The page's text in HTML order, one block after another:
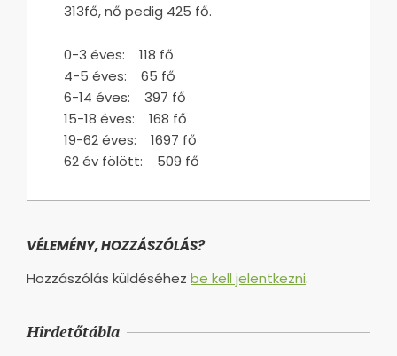
313fő, nő pedig 425 fő.
0-3 éves: 118 fő
4-5 éves: 65 fő
6-14 éves: 397 fő
15-18 éves: 168 fő
19-62 éves: 1697 fő
62 év fölött: 509 fő
2014-
28
VÉLEMÉNY, HOZZÁSZÓLÁS?
Hozzászólás küldéséhez be kell jelentkezni.
Hirdetőtábla